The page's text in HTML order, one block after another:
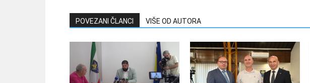
POVEZANI ČLANCI VIŠE OD AUTORA